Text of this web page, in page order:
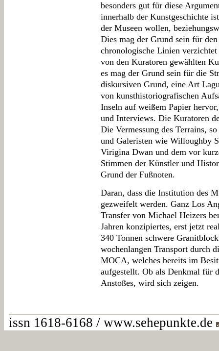
besonders gut für diese
innerhalb der Kunstgeschichte
der Museen wollen,
Dies mag der Grund sein für
chronologische Linien verzichtet
von den Kuratoren gewählten
es mag der Grund sein für die
diskursiven Grund, eine Art
von kunsthistoriografischen
Inseln auf weißem Papier
und Interviews. Die Kuratoren
Die Vermessung des Terrains,
und Galeristen wie Willoughby
Virigina Dwan und dem vor
Stimmen der Künstler und
Grund der Fußnoten.
Daran, dass die Institution des
gezweifelt werden. Ganz Los
Transfer von Michael Heizers
Jahren konzipiertes, erst jetzt
340 Tonnen schwere
wochenlangen Transport durch
MOCA, welches bereits im
aufgestellt. Ob als Denkmal für
Anstoßes, wird sich zeigen.
issn 1618-6168 / www.sehepunkte.de